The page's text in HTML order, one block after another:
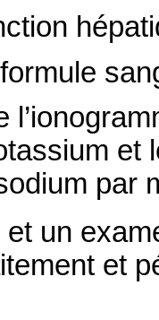
et
par
un
et